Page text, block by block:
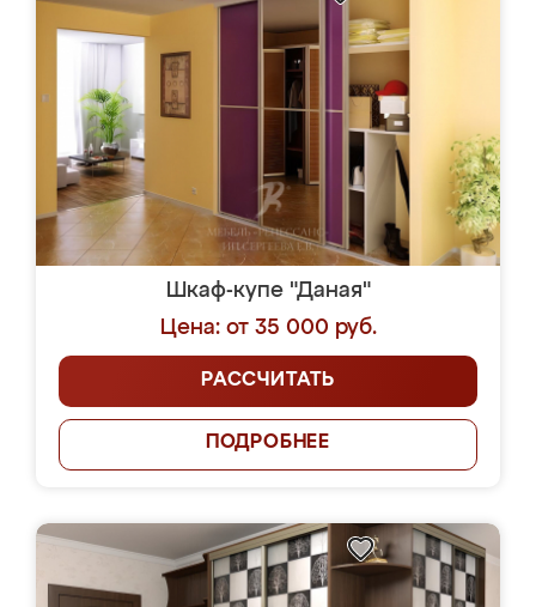
Шкаф-купе "Даная"
Цена: от 35 000 руб.
РАССЧИТАТЬ
ПОДРОБНЕЕ